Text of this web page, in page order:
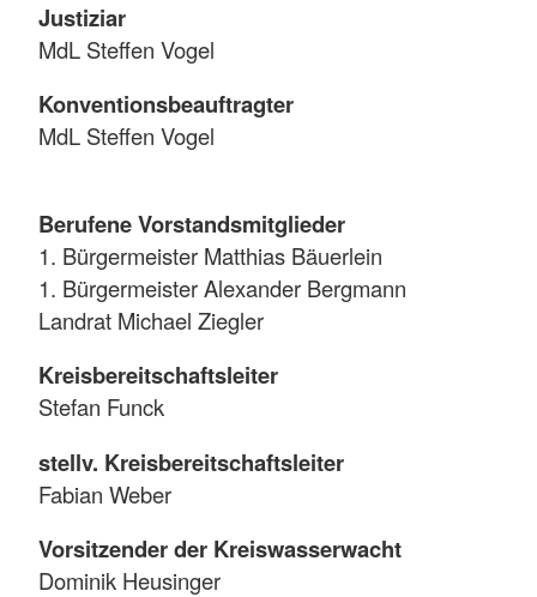
Justiziar
MdL Steffen Vogel
Konventionsbeauftragter
MdL Steffen Vogel
Berufene Vorstandsmitglieder
1. Bürgermeister Matthias Bäuerlein
1. Bürgermeister Alexander Bergmann
Landrat Michael Ziegler
Kreisbereitschaftsleiter
Stefan Funck
stellv. Kreisbereitschaftsleiter
Fabian Weber
Vorsitzender der Kreiswasserwacht
Dominik Heusinger